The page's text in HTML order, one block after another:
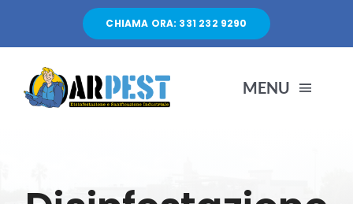
CHIAMA ORA: 331 232 9290
MENU